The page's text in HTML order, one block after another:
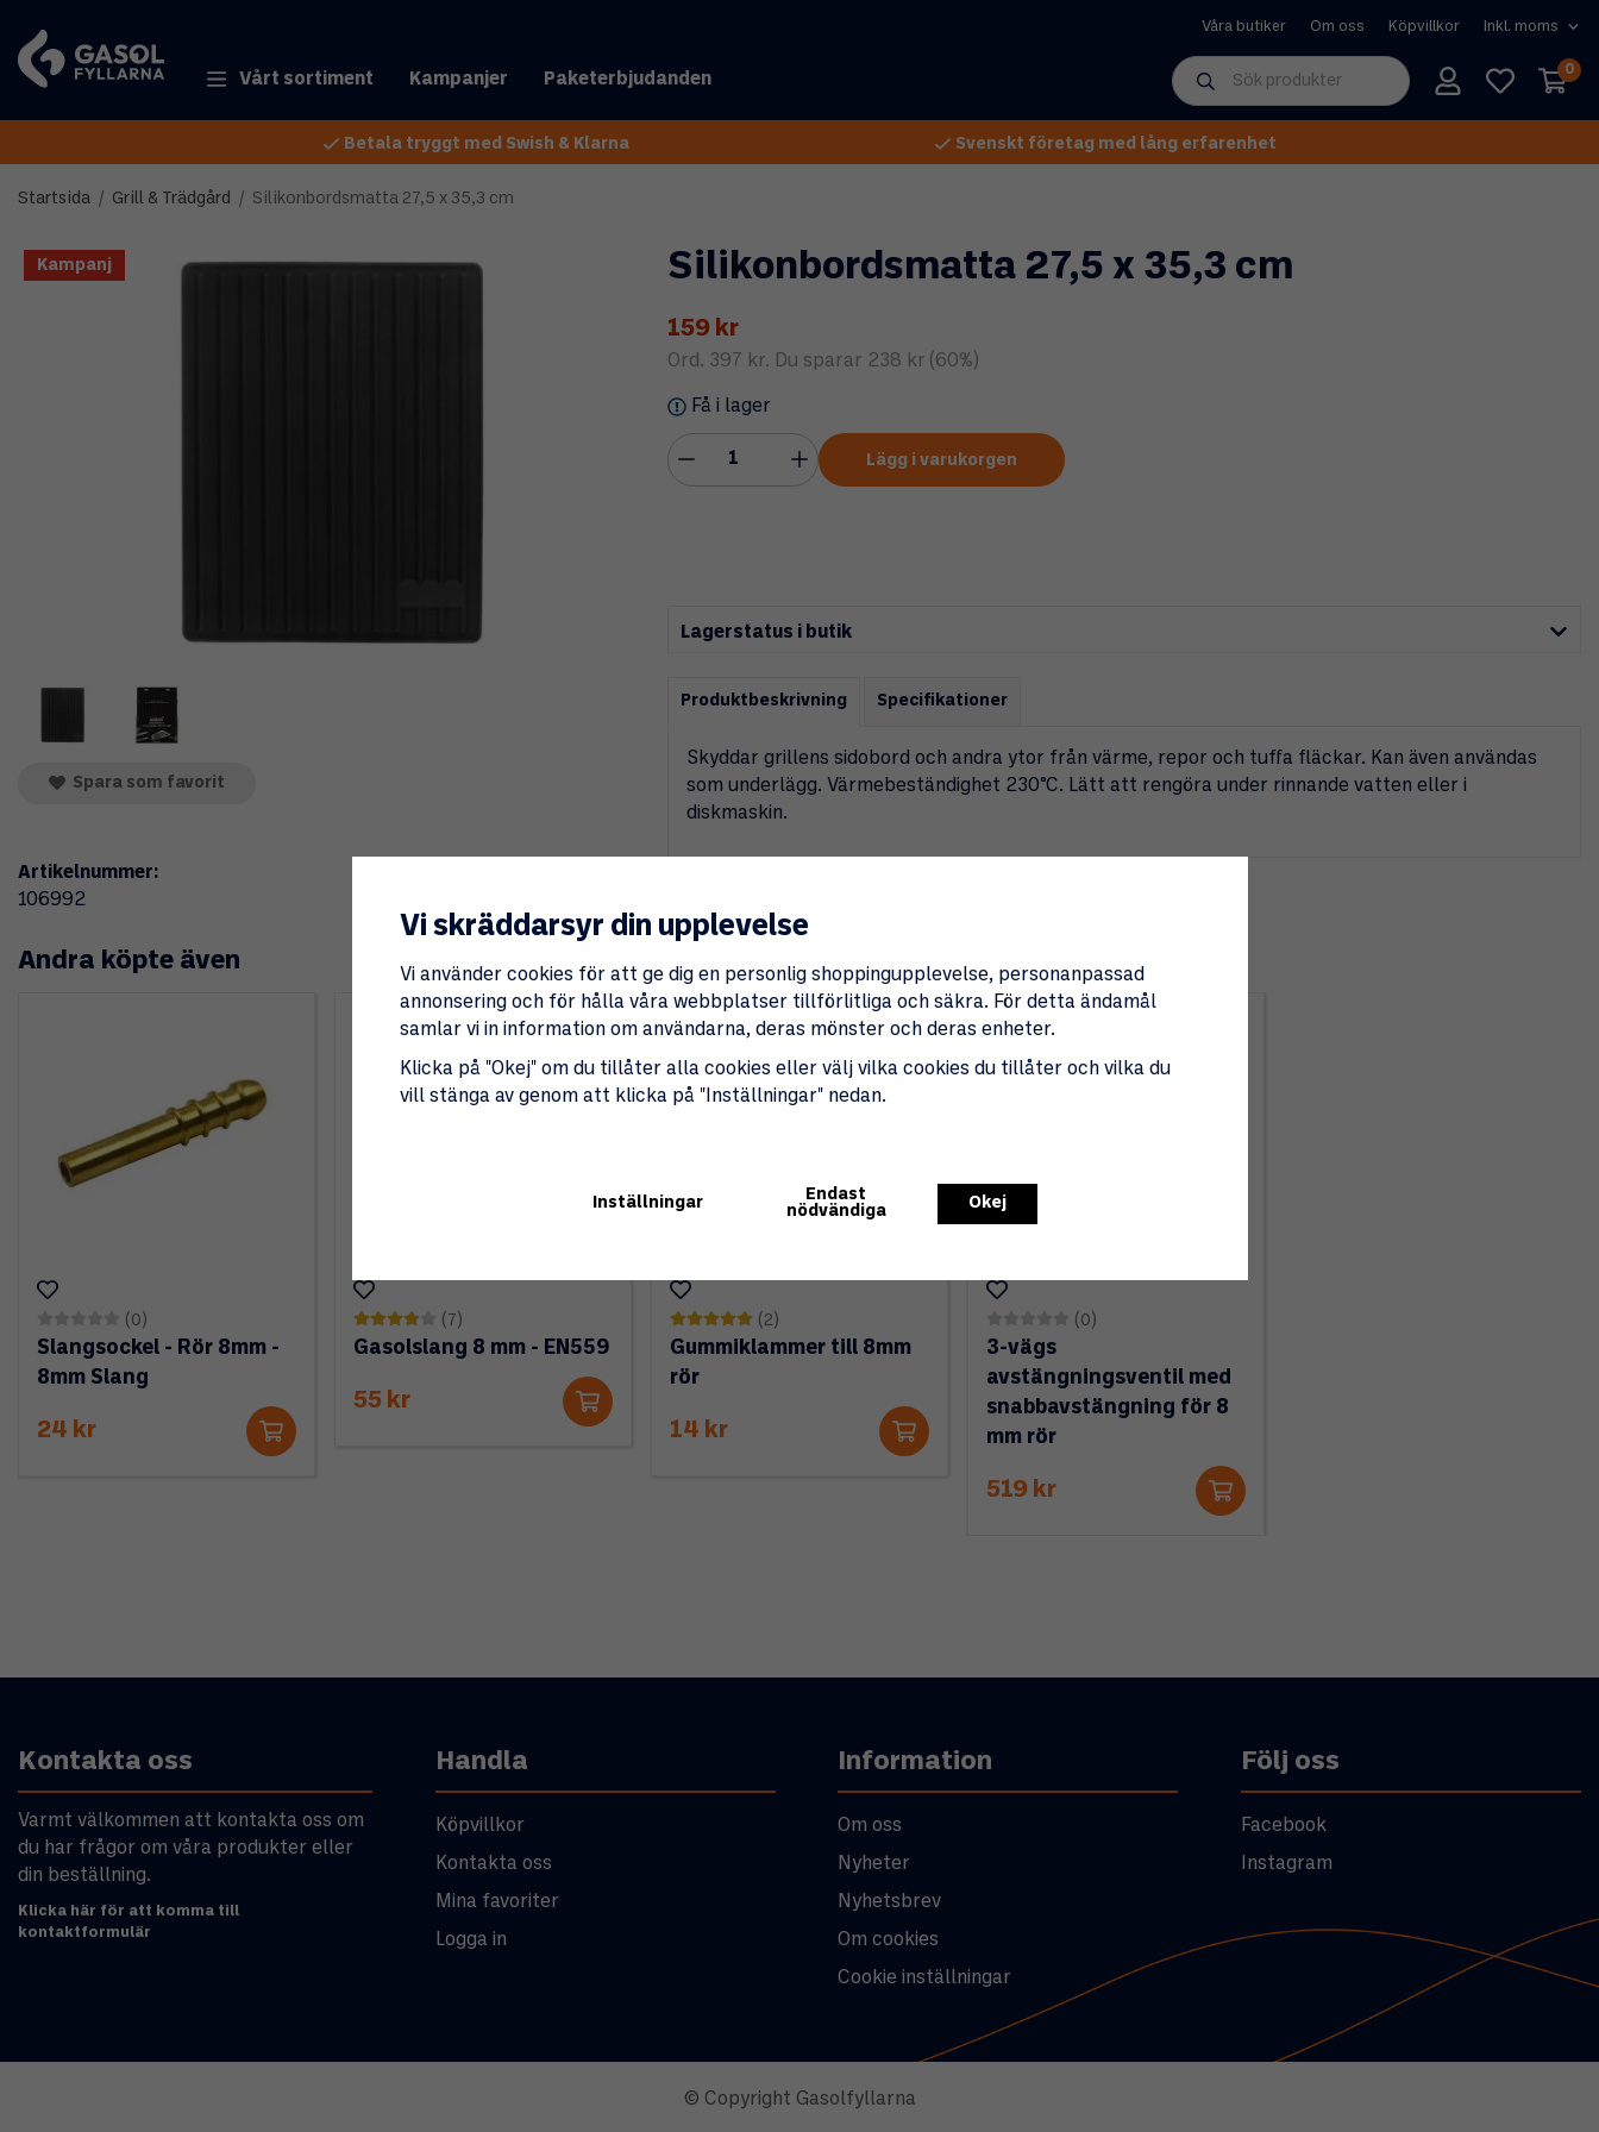
Vårt sortiment Kampanjer Paketerbjudanden
Våra butiker Om oss Köpvillkor
0
Betala tryggt med Swish & Klarna Svenskt företag med lång erfarenhet
Startsida / Grill & Trädgård / Silikonbordsmatta 27,5 x 35,3 cm
Kampanj Silikonbordsmatta 27,5 x 35,3 cm
159 kr
Ord. 397 kr. Du sparar 238 kr ( 60%)
Få i lager
Lägg i varukorgen
Lagerstatus i butik
Produktbeskrivning Specifikationer
Skyddar grillens sidobord och andra ytor från värme, repor och tuffa fläckar. Kan även användas
som underlägg. Värmebeständighet 230°C. Lätt att rengöra under rinnande vatten eller i
diskmaskin.
Spara som favorit
Artikelnummer:
106992
Andra köpte även
(0)
Slangsockel - Rör 8mm -
8mm Slang
24 kr
(7)
Gasolslang 8 mm - EN559
55 kr
(2)
Gummiklammer till 8mm
rör
14 kr
(0)
3-vägs
avstängningsventil med
snabbavstängning för 8
mm rör
519 kr
Kontakta oss
Varmt välkommen att kontakta oss om
du har frågor om våra produkter eller
din beställning.
Klicka här för att komma till
kontaktformulär
Handla
Köpvillkor
Kontakta oss
Mina favoriter
Logga in
Information
Om oss
Nyheter
Nyhetsbrev
Om cookies
Cookie inställningar
Följ oss
Facebook
Instagram
© Copyright Gasolfyllarna
Vi skräddarsyr din upplevelse
Vi använder cookies för att ge dig en personlig shoppingupplevelse, personanpassad
annonsering och för hålla våra webbplatser tillförlitliga och säkra. För detta ändamål
samlar vi in information om användarna, deras mönster och deras enheter.
Klicka på "Okej" om du tillåter alla cookies eller välj vilka cookies du tillåter och vilka du
vill stänga av genom att klicka på "Inställningar" nedan.
Inställningar
Endast
nödvändiga
Okej